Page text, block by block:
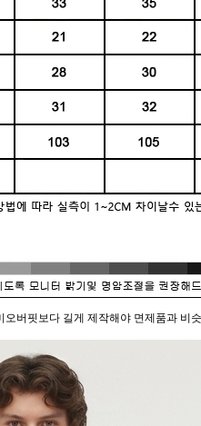
버핏보다 길게 제작해야 면제품과 비